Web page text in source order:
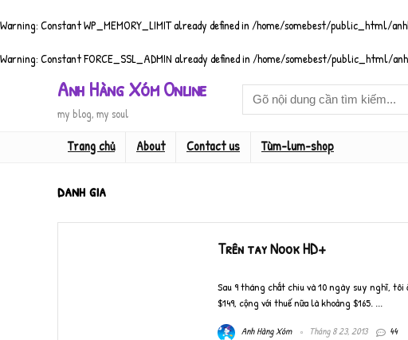
Warning: Constant WP_MEMORY_LIMIT already defined in/home/somebest/public_html/
Warning: Constant FORCE_SSL_ADMIN already defined in/home/somebest/public_html/
Anh Hàng Xóm Online
my blog, my soul
Trang chủ About Contact us Tùm-lum-shop
danh gia
Trên tay Nook HD+
Sau 9 tháng chắt chiu và 10 ngày suy nghĩ, tôi
$149, cộng với thuế nữa là khoảng $165. ...
Anh Hàng Xóm Tháng 8 23, 2013 44